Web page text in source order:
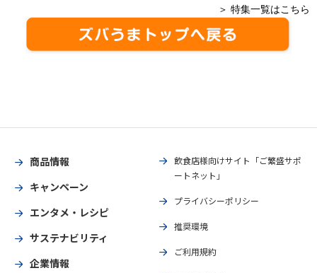
＞ 特集一覧はこちら
商品情報
キャンペーン
エンタメ・レシピ
サステナビリティ
企業情報
飲食店様向けサイト「ご繁盛サポ
ートネット」
プライバシーポリシー
推奨環境
ご利用規約